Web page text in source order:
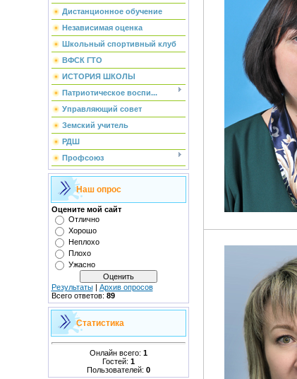
Дистанционное обучение
Независимая оценка
Школьный спортивный клуб
ВФСК ГТО
ИСТОРИЯ ШКОЛЫ
Патриотическое воспи...
Управляющий совет
Земский учитель
РДШ
Профсоюз
Наш опрос
Оцените мой сайт
Отлично
Хорошо
Неплохо
Плохо
Ужасно
Результаты| Архив опросов
Всего ответов: 89
Статистика
Онлайн всего: 1
Гостей: 1
Пользователей: 0